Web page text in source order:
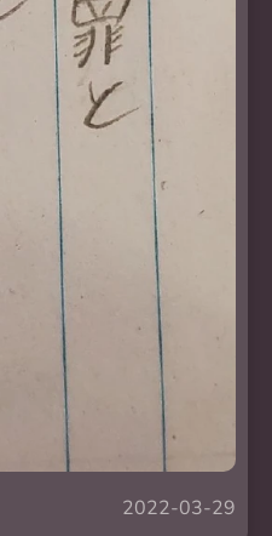
2022-03-29